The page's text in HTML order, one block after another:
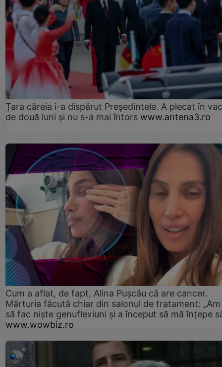
Țara căreia i-a dispărut Președintele. A plecat în
de două luni și nu s-a mai întors www.antena3.ro
Cum a aflat, de fapt, Alina Pușcău că are cancer.
Mărturia făcută chiar din salonul de tratament:
să fac niște genuflexiuni și a început să mă înțepe
www.wowbiz.ro